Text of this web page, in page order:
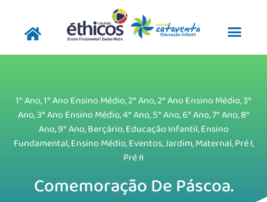
Pular
1° Ano,1° Ano Ensino Médio,2° Ano,2° Ano Ensino Médio,3°
Ano,3° Ano Ensino Médio,4° Ano,5° Ano,6° Ano,7° Ano,8°
Ano,9° Ano,Berçário,Educação Infantil,Ensino
Fundamental,Ensino Médio,Eventos,Jardim,Maternal,Pré I,
Pré II
Comemoração De Páscoa.